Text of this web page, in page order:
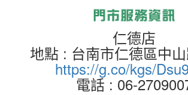
仁德店
地點 : 台南市仁德區中
https://g.co/kgs/
電話 : 06-